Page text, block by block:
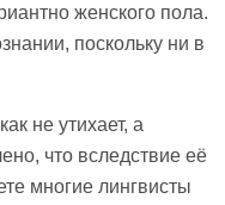
женского пола.
поскольку ни в
не утихает, а
что вследствие её
многие лингвисты